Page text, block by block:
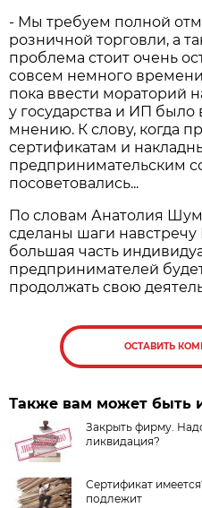
- Мы требуем полной
розничной торговли, а
проблема стоит очень
совсем немного
пока ввести мораторий
у государства и ИП
мнению. К слову, когда
сертификатам и
предпринимательским
посоветовались...
По словам Анатолия
сделаны шаги навстречу
большая часть
предпринимателей
продолжать свою
ОСТАВИТЬ
Также вам может быть
Закрыть фирму.
ликвидация?
Сертификат
подлежит